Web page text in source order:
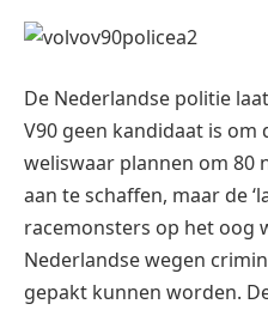
De Nederlandse politie
V90 geen kandidaat is om
weliswaar plannen om 80
aan te schaffen, maar de
racemonsters op het oog
Nederlandse wegen
gepakt kunnen worden.